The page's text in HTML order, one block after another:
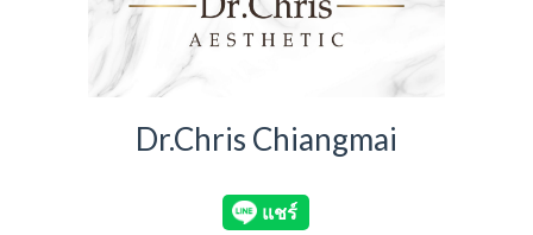
Dr.Chris Chiangmai